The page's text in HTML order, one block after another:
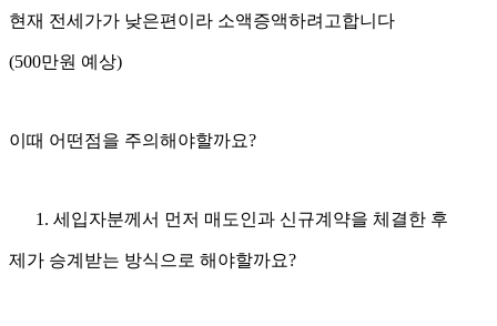
현재 전세가가 낮은편이라 소액증액하려고합니다
(500만원 예상)
이때 어떤점을 주의해야할까요?
세입자분께서 먼저 매도인과 신규계약을 체결한 후
제가 승계받는 방식으로 해야할까요?